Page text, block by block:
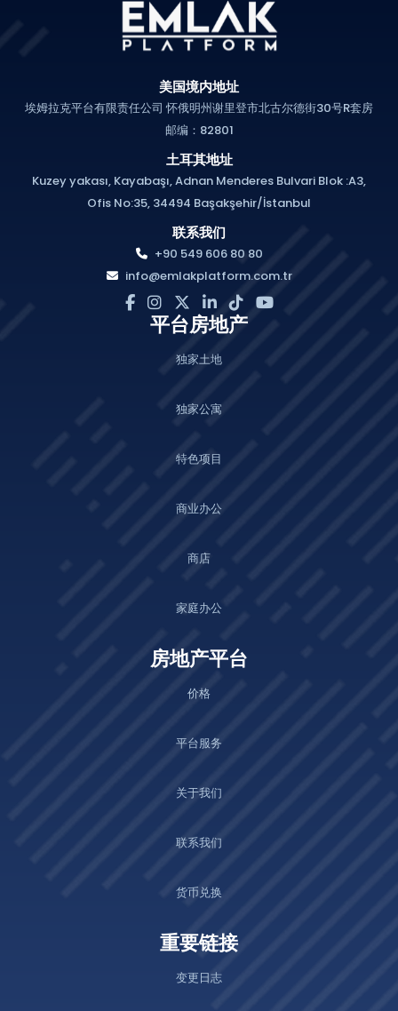
美国境内地址
埃姆拉克平台有限责任公司 怀俄明州谢里登市北古尔德街30号R套房
邮编：82801
土耳其地址
Kuzey yakası, Kayabaşı, Adnan Menderes Bulvari Blok :A3,
Ofis No:35, 34494 Başakşehir/İstanbul
联系我们
+90 549 606 80 80
info@emlakplatform.com.tr
平台房地产
独家土地
独家公寓
特色项目
商业办公
商店
家庭办公
房地产平台
价格
平台服务
关于我们
联系我们
货币兑换
重要链接
变更日志